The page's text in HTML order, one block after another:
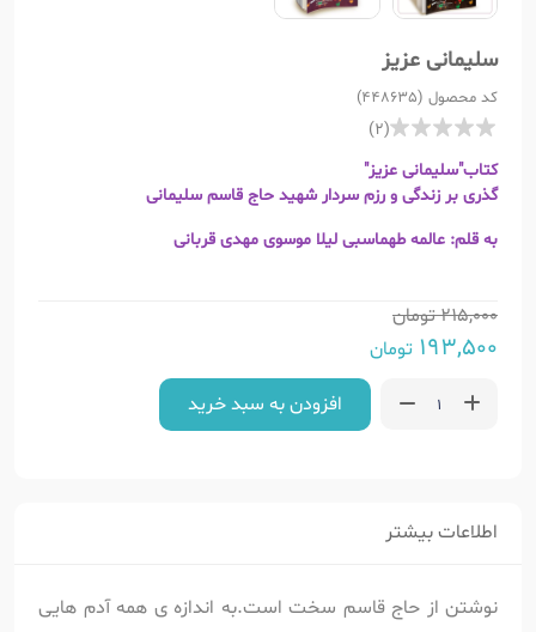
سلیمانی عزیز
کد محصول (448635)
(2)
کتاب"سلیمانی عزیز"
گذری بر زندگی و رزم سردار شهید حاج قاسم سلیمانی
به قلم: عالمه طهماسبی لیلا موسوی مهدی قربانی
215,000تومان
193,500 تومان
افزودن به سبد خرید
اطلاعات بیشتر
نوشتن از حاج قاسم سخت است.به اندازه ی همه آدم هایی